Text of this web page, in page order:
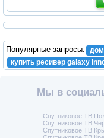
Популярные запросы:
купить ресивер galaxy
Мы в
Спутниковое ТВ
Спутниковое ТВ
Спутниковое ТВ